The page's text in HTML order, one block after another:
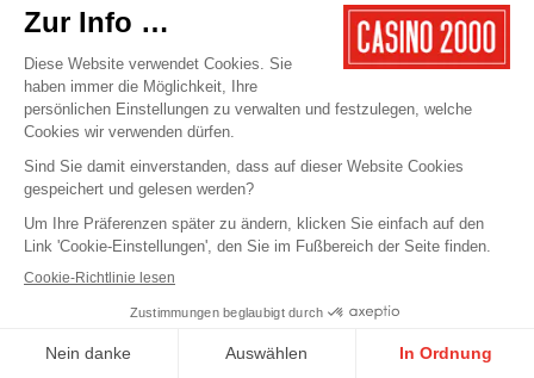
17.05.2025 CONCERT
JAMIE CULLUM